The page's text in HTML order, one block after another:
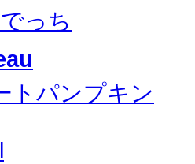
っち
トパンプキン